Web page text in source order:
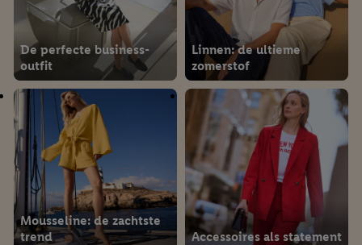
De perfecte business-
outfit
Linnen: de ultieme
zomerstof
Mousseline: de zachtste
trend
Accessoires als statement